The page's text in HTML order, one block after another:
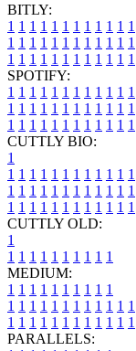
BITLY:
1 1 1 1 1 1 1 1 1 1 1 1
1 1 1 1 1 1 1 1 1 1 1 1
1 1 1 1 1 1 1 1 1 1 1 1
SPOTIFY:
1 1 1 1 1 1 1 1 1 1 1 1
1 1 1 1 1 1 1 1 1 1 1 1
1 1 1 1 1 1 1 1 1 1 1 1
CUTTLY BIO:
1
1 1 1 1 1 1 1 1 1 1 1 1
1 1 1 1 1 1 1 1 1 1 1 1
1 1 1 1 1 1 1 1 1 1 1 1
CUTTLY OLD:
1
1 1 1 1 1 1 1 1 1 1
MEDIUM:
1 1 1 1 1 1 1 1 1 1
1 1 1 1 1 1 1 1 1 1 1 1
1 1 1 1 1 1 1 1 1 1 1 1
PARALLELS: